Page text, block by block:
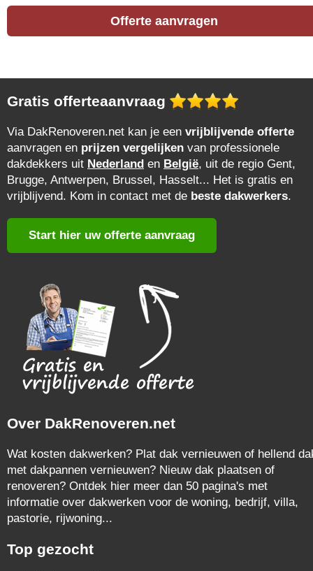
Offerte aanvragen
Gratis offerteaanvraag
Via DakRenoveren.net kan je een vrijblijvende offerte
aanvragen en prijzen vergelijken van professionele
dakdekkers uit Nederland en België, uit de regio Gent,
Brugge, Antwerpen, Brussel, Hasselt... Het is gratis en
vrijblijvend. Kom in contact met de beste dakwerkers.
Start hier uw offerte aanvraag
Over DakRenoveren.net
Wat kosten dakwerken? Plat dak vernieuwen of hellend
met dakpannen vernieuwen? Nieuw dak plaatsen of
renoveren? Ontdek hier meer dan 50 pagina's met
informatie over dakwerken voor de woning, bedrijf, villa,
pastorie, rijwoning...
Top gezocht